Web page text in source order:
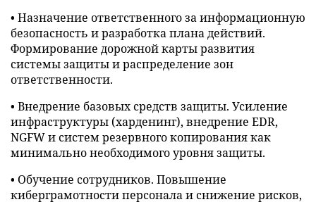
• Назначение ответственного за информационную
безопасность и разработка плана действий.
Формирование дорожной карты развития
системы защиты и распределение зон
ответственности.
• Внедрение базовых средств защиты. Усиление
инфраструктуры (харденинг), внедрение EDR,
NGFW и систем резервного копирования как
минимально необходимого уровня защиты.
• Обучение сотрудников. Повышение
киберграмотности персонала и снижение рисков,